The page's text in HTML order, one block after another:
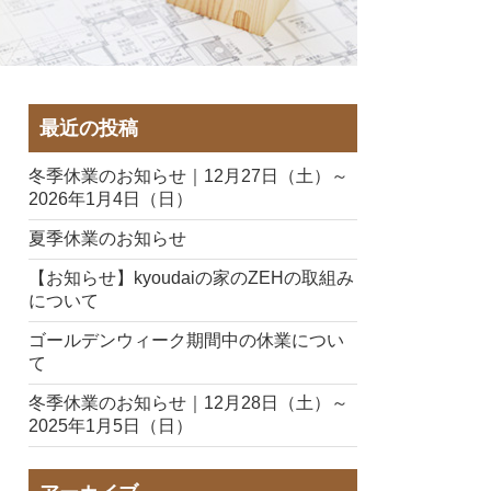
最近の投稿
冬季休業のお知らせ｜12月27日（土）～
2026年1月4日（日）
夏季休業のお知らせ
【お知らせ】kyoudaiの家のZEHの取組み
について
ゴールデンウィーク期間中の休業につい
て
冬季休業のお知らせ｜12月28日（土）～
2025年1月5日（日）